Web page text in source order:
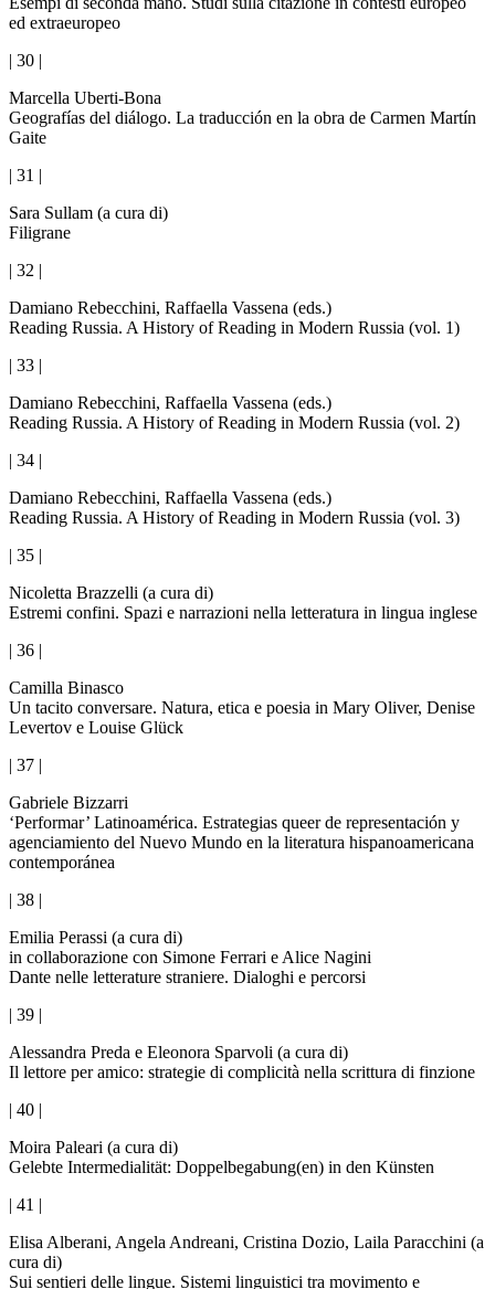
ed extraeuropeo
| 30 |
Marcella Uberti-Bona
Geografías del diálogo. La traducción en la obra de Carmen Martín
Gaite
| 31 |
Sara Sullam (a cura di)
Filigrane
| 32 |
Damiano Rebecchini, Raffaella Vassena (eds.)
Reading Russia. A History of Reading in Modern Russia (vol. 1)
| 33 |
Damiano Rebecchini, Raffaella Vassena (eds.)
Reading Russia. A History of Reading in Modern Russia (vol. 2)
| 34 |
Damiano Rebecchini, Raffaella Vassena (eds.)
Reading Russia. A History of Reading in Modern Russia (vol. 3)
| 35 |
Nicoletta Brazzelli (a cura di)
Estremi confini. Spazi e narrazioni nella letteratura in lingua inglese
| 36 |
Camilla Binasco
Un tacito conversare. Natura, etica e poesia in Mary Oliver, Denise
Levertov e Louise Glück
| 37 |
Gabriele Bizzarri
‘Performar’ Latinoamérica. Estrategias queer de representación y
agenciamiento del Nuevo Mundo en la literatura hispanoamericana
contemporánea
| 38 |
Emilia Perassi (a cura di)
in collaborazione con Simone Ferrari e Alice Nagini
Dante nelle letterature straniere. Dialoghi e percorsi
| 39 |
Alessandra Preda e Eleonora Sparvoli (a cura di)
Il lettore per amico: strategie di complicità nella scrittura di finzione
| 40 |
Moira Paleari (a cura di)
Gelebte Intermedialität: Doppelbegabung(en) in den Künsten
| 41 |
Elisa Alberani, Angela Andreani, Cristina Dozio, Laila Paracchini (a
cura di)
Sui sentieri delle lingue. Sistemi linguistici tra movimento e